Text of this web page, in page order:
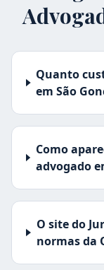
Quanto
em São
Como
advogado
O site do
normas da